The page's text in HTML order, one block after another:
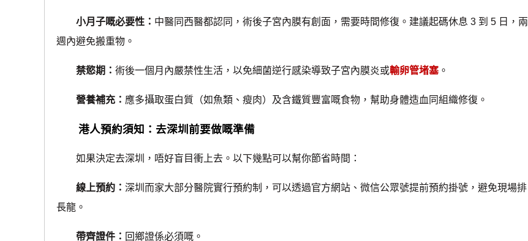
小月子嘅必要性： 中醫同西醫都認同，術後子宮內膜有創面，需要時間修復。建議起碼休息 3 到 5 日，兩
週內避免搬重物。
禁慾期：術後一個月內嚴禁性生活，以免細菌逆行感染導致子宮內膜炎或輸卵管堵塞 。
營養補充： 應多攝取蛋白質（如魚類、瘦肉）及含鐵質豐富嘅食物，幫助身體造血同組織修復。
港人預約須知：去深圳前要做嘅準備
如果決定去深圳，唔好盲目衝上去。以下幾點可以幫你節省時間：
線上預約：深圳而家大部分醫院實行預約制，可以透過官方網站、微信公眾號提前預約掛號，避免現場排
長龍。
帶齊證件： 回鄉證係必須嘅。